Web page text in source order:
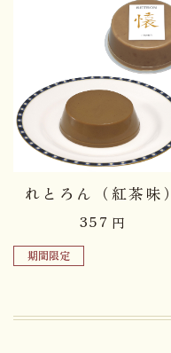
れとろん（紅茶味）
357 円
期間限定